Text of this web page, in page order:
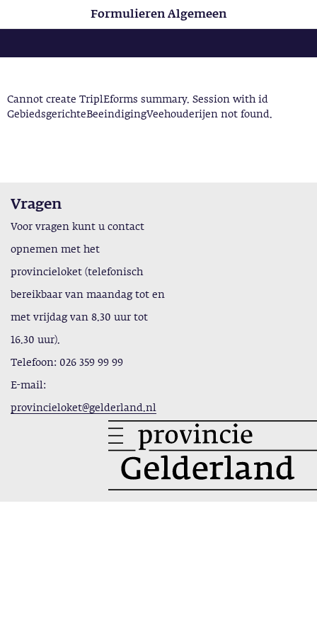
Formulieren Algemeen
Cannot create TriplEforms summary. Session with id
GebiedsgerichteBeeindigingVeehouderijen not found.
Vragen
Voor vragen kunt u contact
opnemen met het
provincieloket (telefonisch
bereikbaar van maandag tot en
met vrijdag van 8.30 uur tot
16.30 uur).
Telefoon: 026 359 99 99
E-mail:
provincieloket@gelderland.nl